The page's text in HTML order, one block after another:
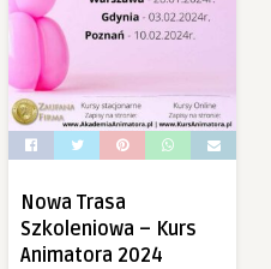
Nowa Trasa
Szkoleniowa – Kurs
Animatora 2024